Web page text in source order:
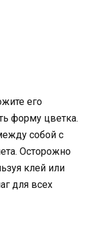
его
форму цветка.
собой с
Осторожно
клей или
для всех